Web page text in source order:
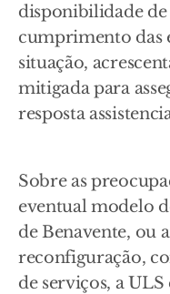
disponibilidade
cumprimento das
situação,
mitigada para
resposta
Sobre as
eventual modelo
de Benavente, ou
reconfiguração,
de serviços, a ULS